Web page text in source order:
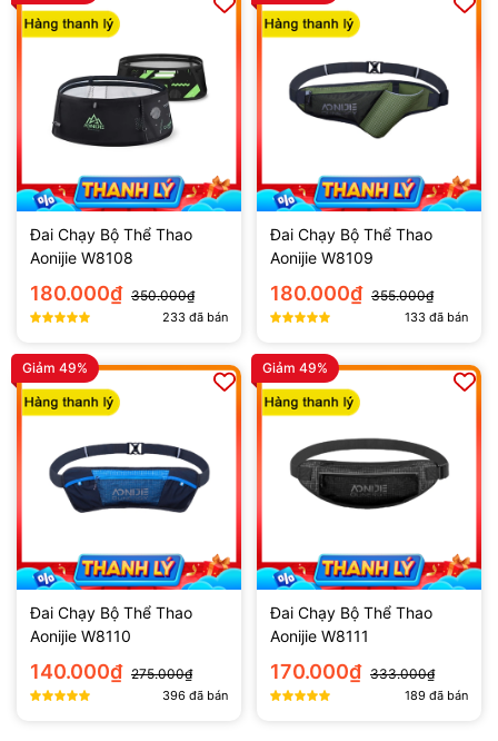
Đai Chạy Bộ Thể Thao
Aonijie W8108
180.000₫ 350.000₫
233 đã bán
Đai Chạy Bộ Thể Thao
Aonijie W8109
180.000₫ 355.000₫
133 đã bán
Giảm 49%
Đai Chạy Bộ Thể Thao
Aonijie W8110
140.000₫ 275.000₫
396 đã bán
Giảm 49%
Đai Chạy Bộ Thể Thao
Aonijie W8111
170.000₫ 333.000₫
189 đã bán